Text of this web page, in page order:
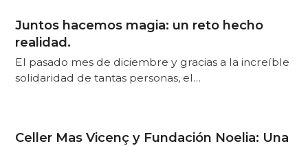
Juntos hacemos magia: un reto hecho
realidad.
El pasado mes de diciembre y gracias a la increíble
solidaridad de tantas personas, el…
Celler Mas Vicenç y Fundación Noelia: Una